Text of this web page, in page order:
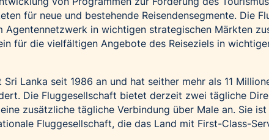
für neue und bestehende Reisendensegmente. Die
Agentennetzwerk in wichtigen strategischen Märkten
für die vielfältigen Angebote des Reiseziels in
Lanka seit 1986 an und hat seither mehr als 11
Die Fluggesellschaft bietet derzeit zwei tägliche
zusätzliche tägliche Verbindung über Male an. Sie
Fluggesellschaft, die das Land mit First-Class-